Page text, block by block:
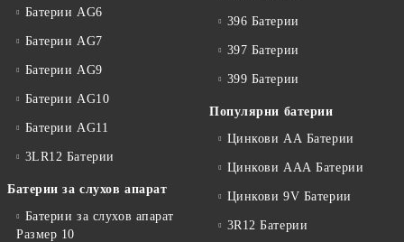
Батерии AG6
Батерии AG7
Батерии AG9
Батерии AG10
Батерии AG11
3LR12 Батерии
Батерии за слухов апарат
Батерии за слухов апарат
Размер 10
396 Батерии
397 Батерии
399 Батерии
Популярни батерии
Цинкови АА Батерии
Цинкови ААА Батерии
Цинкови 9V Батерии
3R12 Батерии